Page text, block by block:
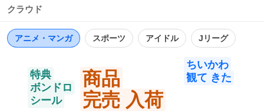
ン」推しの絶品ラーメン店🍜 ▽口の中でとろける至極のパ
https://t.co/IIswLE76cD
数
ス
数
クラウド
アニメ・マンガ スポーツ アイドル Jリーグ
商品
完売 入荷
特典
ボンドロ
シール
ちいかわ
観て きた